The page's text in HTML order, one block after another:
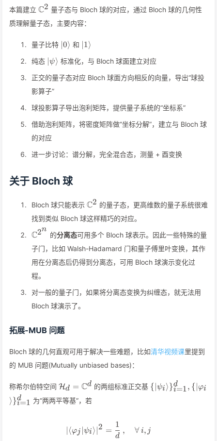
本篇建立 \mathbb{C}^2
C2 量子态与 Bloch 球的对应，通过 Bloch 球的几何性
质理解量子态，主要内容：
量子比特 \vert
∣0⟩ 和 \vert
∣1⟩
纯态 \vert\psi\rangle
ψ⟩ 标准化，与 Bloch 球面建立对应
正交的量子态对应 Bloch 球面方向相反的向量，导出“球投
影算子”
球投影算子导出泡利矩阵，提供量子系统的“坐标系”
借助泡利矩阵，将密度矩阵做“坐标分解”，建立与 Bloch 球
的对应
进一步讨论：谱分解，完全混合态，测量 + 酉变换
关于 Bloch 球
Bloch 球只能表示 \mathbb{C}^2
C2 的量子态，更高维数的量子系统很难
找到类似 Bloch 球这样精巧的对应。
\mathbb{C}^{2^n}
C2n
的分离态可用多个 Bloch 球表示。因此一些特殊的量
子门，比如 Walsh-Hadamard 门和量子傅里叶变换，其作
用在分离态后仍得到分离态，可用 Bloch 球演示变化过
程。
对一般的量子门，如果将分离态变换为纠缠态，就无法用
Bloch 球演示了。
拓展-MUB 问题
Bloch 球的几何直观可用于解决一些难题，比如清华视频课里提到
的 MUB 问题(Mutually unbiased bases)：
称希尔伯特空间 \mathcal{H_d}=\mathbb{C}^d
Hd = Cd 的两组标准正交基 { ψi⟩ }i=1
d , { φi
⟩}i=1
d 为“两两平等基”，若
∣ ⟨φj ∣ψi⟩ ∣2 =
d
1
, ∀ i, j